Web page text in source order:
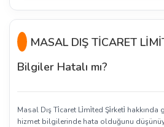
MASAL DIŞ TİCARET
Bilgiler Hatalı mı?
Masal Dış Ti̇caret Li̇mi̇ted Şi̇rketi̇
hizmet bilgilerinde hata olduğunu